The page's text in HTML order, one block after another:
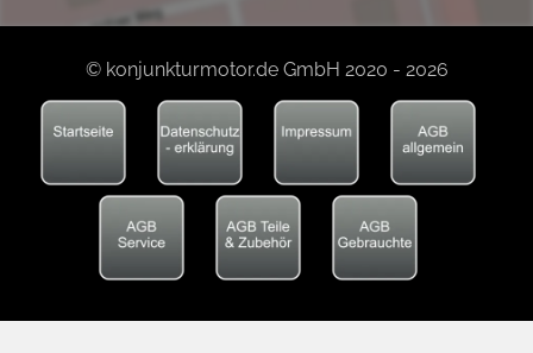
© konjunkturmotor.de GmbH 2020 - 2026